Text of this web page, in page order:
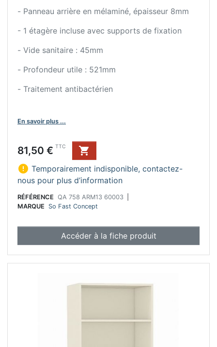
- Panneau arrière en mélaminé, épaisseur 8mm
- 1 étagère incluse avec supports de fixation
- Vide sanitaire : 45mm
- Profondeur utile : 521mm
- Traitement antibactérien
En savoir plus ...
Prix
81,50 € TTC

 Temporairement indisponible, contactez-
nous pour plus d’information
RÉFÉRENCE QA 758 ARM13 60003
MARQUE
So Fast Concept
Accéder à la fiche produit